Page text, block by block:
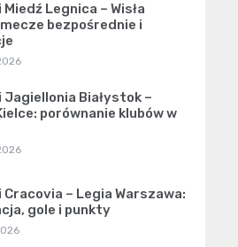
Legnica – Wisła
bezpośrednie i
Jagiellonia Białystok –
porównanie klubów w
Cracovia – Legia Warszawa:
gole i punkty